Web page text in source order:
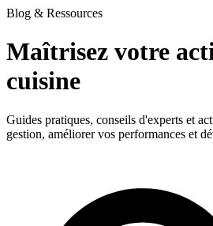
Blog & Ressources
Maîtrisez votre
cuisine
Guides pratiques, conseils d'experts et
gestion, améliorer vos performances et